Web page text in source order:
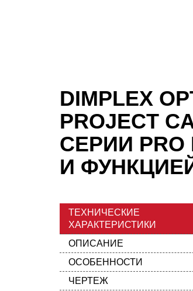
DIMPLEX
PROJECT
СЕРИИ
И
ТЕХНИЧЕСКИЕ
ХАРАКТЕРИСТИКИ
ОПИСАНИЕ
ОСОБЕННОСТИ
ЧЕРТЕЖ